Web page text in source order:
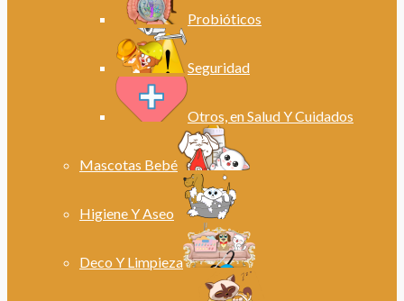
Probióticos
Seguridad
Otros, en Salud Y Cuidados
Mascotas Bebé
Higiene Y Aseo
Deco Y Limpieza